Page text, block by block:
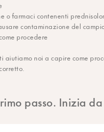
o farmaci contenenti
contaminazione del
procedere
aiutiamo noi a capire come
passo. Inizia